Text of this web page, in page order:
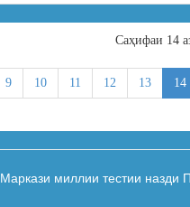
Cаҳифаи 14
9 10 11 12 13 14
миллии тестии назди